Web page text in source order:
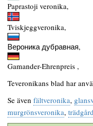
Paprastoji veronika,
Tviskjeggveronika,
Вероника дубравная,
Gamander-Ehrenpreis ,
Teveronikans blad har
Se även fältveronika,
murgrönsveronika,